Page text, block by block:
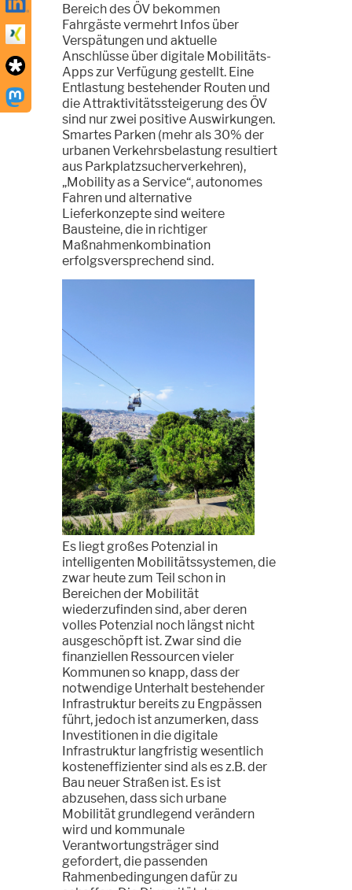
Bereich des ÖV bekommen
Fahrgäste vermehrt Infos über
Verspätungen und aktuelle
Anschlüsse über digitale Mobilitäts-
Apps zur Verfügung gestellt. Eine
Entlastung bestehender Routen und
die Attraktivitätssteigerung des ÖV
sind nur zwei positive Auswirkungen.
Smartes Parken (mehr als 30% der
urbanen Verkehrsbelastung resultiert
aus Parkplatzsucherverkehren),
„Mobility as a Service“, autonomes
Fahren und alternative
Lieferkonzepte sind weitere
Bausteine, die in richtiger
Maßnahmenkombination
erfolgsversprechend sind.
Es liegt großes Potenzial in
intelligenten Mobilitätssystemen, die
zwar heute zum Teil schon in
Bereichen der Mobilität
wiederzufinden sind, aber deren
volles Potenzial noch längst nicht
ausgeschöpft ist. Zwar sind die
finanziellen Ressourcen vieler
Kommunen so knapp, dass der
notwendige Unterhalt bestehender
Infrastruktur bereits zu Engpässen
führt, jedoch ist anzumerken, dass
Investitionen in die digitale
Infrastruktur langfristig wesentlich
kosteneffizienter sind als es z.B. der
Bau neuer Straßen ist. Es ist
abzusehen, dass sich urbane
Mobilität grundlegend verändern
wird und kommunale
Verantwortungsträger sind
gefordert, die passenden
Rahmenbedingungen dafür zu